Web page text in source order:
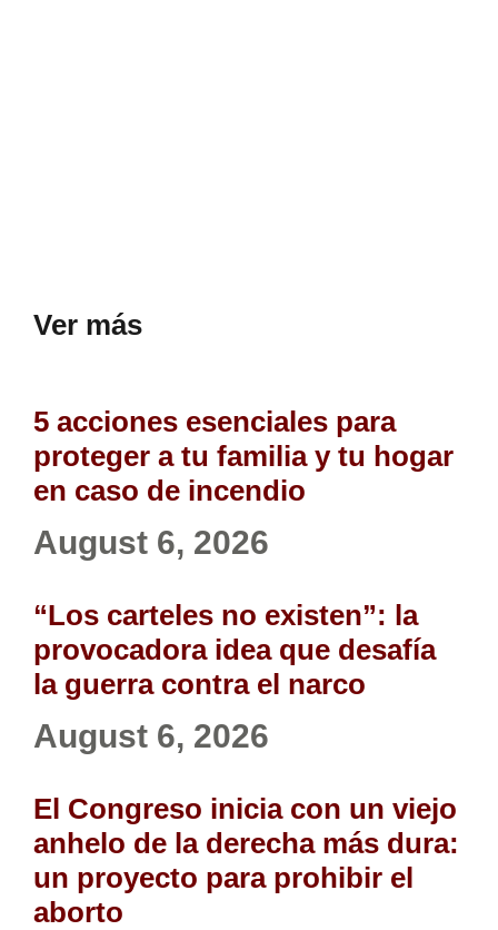
Ver más
5 acciones esenciales para
proteger a tu familia y tu hogar
en caso de incendio
August 6, 2026
“Los carteles no existen”: la
provocadora idea que desafía
la guerra contra el narco
August 6, 2026
El Congreso inicia con un viejo
anhelo de la derecha más dura:
un proyecto para prohibir el
aborto